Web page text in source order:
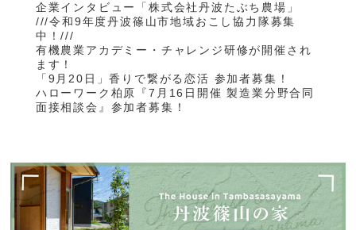
企業インタビュー「株式会社丹波たぶち農場」
///令和9年度丹波篠山市地域おこし協力隊募集
中！///
有機農業アカデミー・チャレンジ研修が開催され
ます！
「9月20日」香りで繋がる恋活 参加者募集！
ハローワーク柏原『7月16日開催 製造業分野合同
面接相談会』参加者募集！